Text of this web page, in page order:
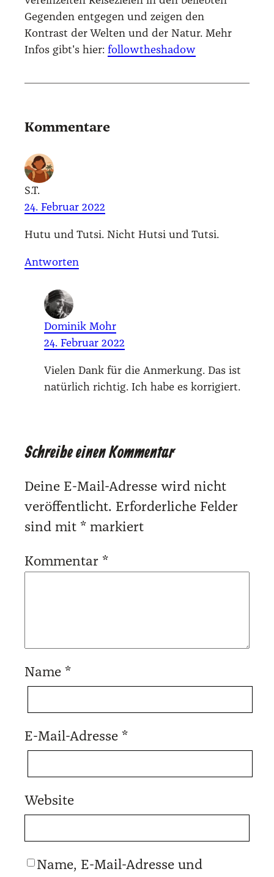
Gegenden entgegen und zeigen den
Kontrast der Welten und der Natur. Mehr
Infos gibt's hier: followtheshadow
Kommentare
S.T.
24. Februar 2022
Hutu und Tut­si. Nicht Hut­si und Tut­si.
Antworten
Dominik Mohr
24. Februar 2022
Vie­len Dank für die Anmer­kung. Das ist
natür­lich rich­tig. Ich habe es kor­ri­giert.
Schreibe einen Kommentar
Deine E-Mail-Adresse wird nicht
veröffentlicht. Erforderliche Felder
sind mit * markiert
Kommentar *
Name *
E-Mail-Adresse *
Website
Name, E-Mail-Adresse und